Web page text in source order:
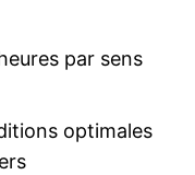
par sens
optimales